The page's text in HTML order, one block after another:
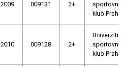
2009 009131 2+
sportovní
klub Praha
2010 009128 2+
Univerzitní
sportovní
klub Praha